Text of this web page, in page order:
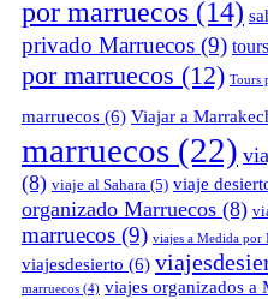
por marruecos (14)
privado Marruecos (9)
por marruecos (12) Tours
marruecos (6) Viajar a
marruecos (22)
(8) viaje al Sahara (5) viaje
organizado Marruecos (8)
marruecos (9) viajes a Medida por
viajesdesierto (6)
marruecos (4) viajes organizados a